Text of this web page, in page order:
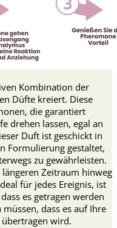
Kombination der
Düfte kreiert. Diese
die garantiert
drehen lassen, egal an
Duft ist geschickt in
Formulierung gestaltet,
zu gewährleisten.
Zeitraum hinweg
für jedes Ereignis, ist
es getragen werden
dass es auf Ihre
wird.